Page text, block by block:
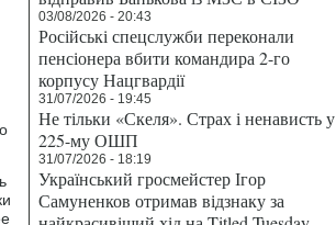
03/08/2026 - 20:43
Російські спецслужби переконали
пенсіонера вбити командира 2-го
корпусу Нацгвардії
31/07/2026 - 19:45
Не тільки «Скеля». Страх і ненависть у
225-му ОШП
31/07/2026 - 18:19
Український гросмейстер Ігор
Самуненков отримав відзнаку за